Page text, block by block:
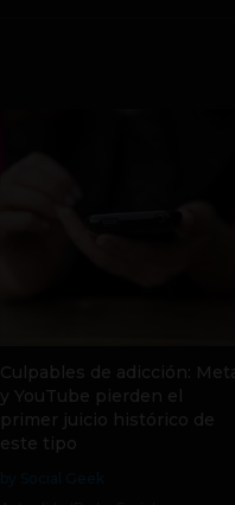
Culpables de adicción:
y YouTube pierden el
primer juicio histórico de
este tipo